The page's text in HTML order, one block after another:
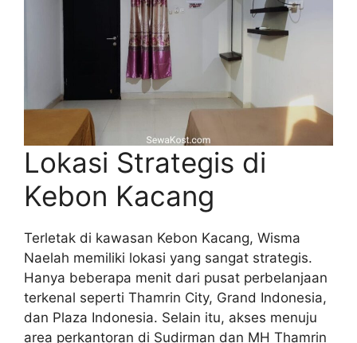
Lokasi Strategis di
Kebon Kacang
Terletak di kawasan Kebon Kacang, Wisma
Naelah memiliki lokasi yang sangat strategis.
Hanya beberapa menit dari pusat perbelanjaan
terkenal seperti Thamrin City, Grand Indonesia,
dan Plaza Indonesia. Selain itu, akses menuju
area perkantoran di Sudirman dan MH Thamrin